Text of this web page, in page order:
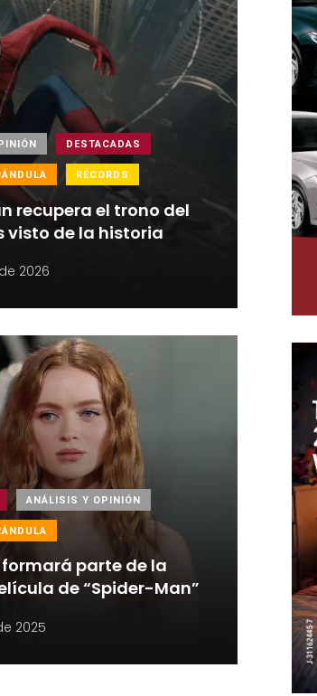
DESTACADAS
RÉCORDS
recupera el trono del
visto de la historia
2026
ANÁLISIS Y OPINIÓN
formará parte de la
de “Spider-Man”
2025